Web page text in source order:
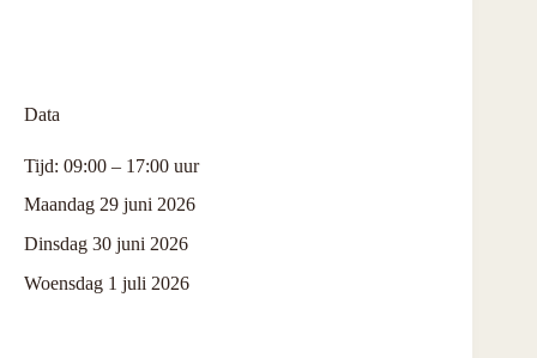
Data
Tijd: 09:00 – 17:00 uur
Maandag 29 juni 2026
Dinsdag 30 juni 2026
Woensdag 1 juli 2026